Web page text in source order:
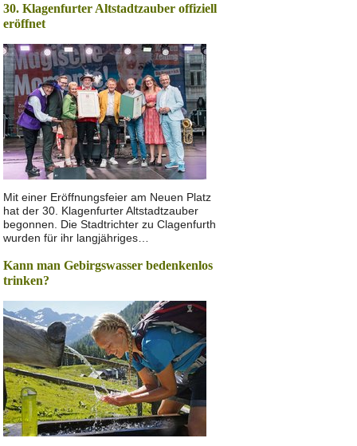
30. Klagenfurter Altstadtzauber offiziell
eröffnet
Mit einer Eröffnungsfeier am Neuen Platz
hat der 30. Klagenfurter Altstadtzauber
begonnen. Die Stadtrichter zu Clagenfurth
wurden für ihr langjähriges…
Kann man Gebirgswasser bedenkenlos
trinken?